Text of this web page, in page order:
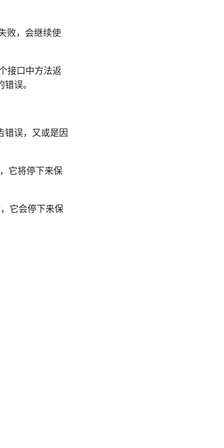
败，会继续使
接口中方法返
误。
错误，又或是因
它将停下来保
它会停下来保